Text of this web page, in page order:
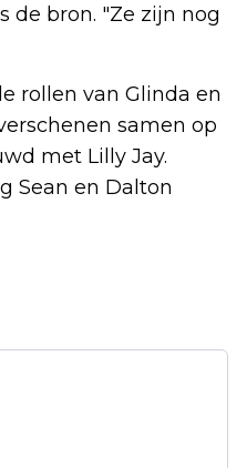
de bron. "Ze zijn nog
rollen van Glinda en
samen op
met Lilly Jay.
Sean en Dalton
HOOFDROL IN